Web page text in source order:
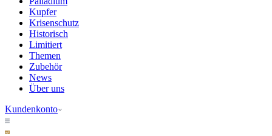
Kupfer
Krisenschutz
Historisch
Limitiert
Themen
Zubehör
News
Über uns
Kundenkonto